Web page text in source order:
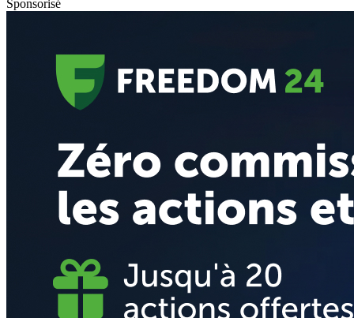
Sponsorisé